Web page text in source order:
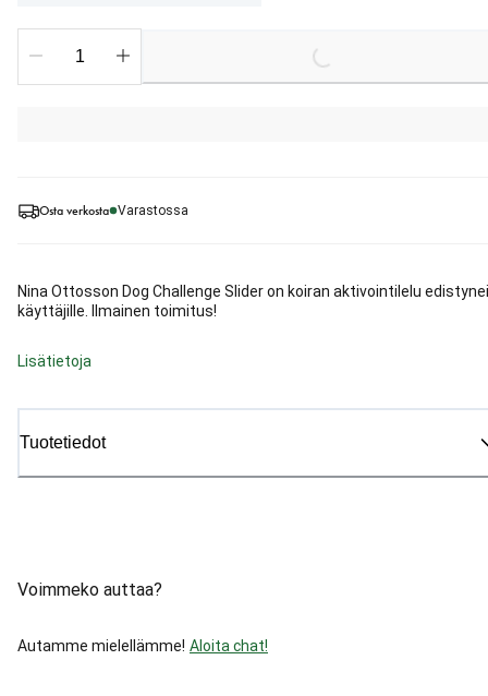
Osta verkosta Varastossa
Nina Ottosson Dog Challenge Slider on koiran aktivointilelu
käyttäjille. Ilmainen toimitus!
Lisätietoja
Tuotetiedot
Voimmeko auttaa?
Autamme mielellämme! Aloita chat!
Loading...